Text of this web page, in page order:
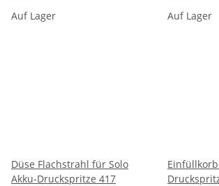
Auf Lager
Düse Flachstrahl für Solo
Akku-Druckspritze 417
Auf Lager